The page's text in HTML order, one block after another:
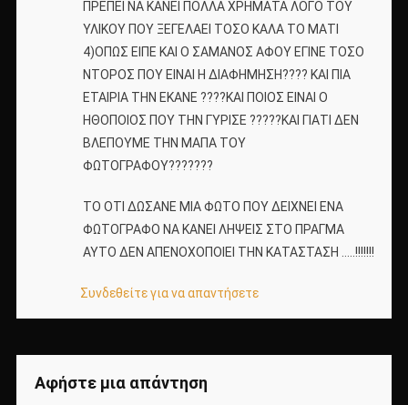
ΠΡΕΠΕΙ ΝΑ ΚΑΝΕΙ ΠΟΛΛΑ ΧΡΗΜΑΤΑ ΛΟΓΟ ΤΟΥ
ΥΛΙΚΟΥ ΠΟΥ ΞΕΓΕΛΑΕΙ ΤΟΣΟ ΚΑΛΑ ΤΟ ΜΑΤΙ
4)ΟΠΩΣ ΕΙΠΕ ΚΑΙ Ο ΣΑΜΑΝΟΣ ΑΦΟΥ ΕΓΙΝΕ ΤΟΣΟ
ΝΤΟΡΟΣ ΠΟΥ ΕΙΝΑΙ Η ΔΙΑΦΗΜΗΣΗ???? ΚΑΙ ΠΙΑ
ΕΤΑΙΡΙΑ ΤΗΝ ΕΚΑΝΕ ????ΚΑΙ ΠΟΙΟΣ ΕΙΝΑΙ Ο
ΗΘΟΠΟΙΟΣ ΠΟΥ ΤΗΝ ΓΥΡΙΣΕ ?????ΚΑΙ ΓΙΑΤΙ ΔΕΝ
ΒΛΕΠΟΥΜΕ ΤΗΝ ΜΑΠΑ ΤΟΥ
ΦΩΤΟΓΡΑΦΟΥ???????
ΤΟ ΟΤΙ ΔΩΣΑΝΕ ΜΙΑ ΦΩΤΟ ΠΟΥ ΔΕΙΧΝΕΙ ΕΝΑ
ΦΩΤΟΓΡΑΦΟ ΝΑ ΚΑΝΕΙ ΛΗΨΕΙΣ ΣΤΟ ΠΡΑΓΜΑ
ΑΥΤΟ ΔΕΝ ΑΠΕΝΟΧΟΠΟΙΕΙ ΤΗΝ ΚΑΤΑΣΤΑΣΗ …..!!!!!!!
Συνδεθείτε για να απαντήσετε
Αφήστε μια απάντηση